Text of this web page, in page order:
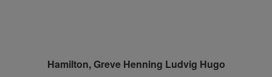
Hamilton, Greve Henning Ludvig Hugo